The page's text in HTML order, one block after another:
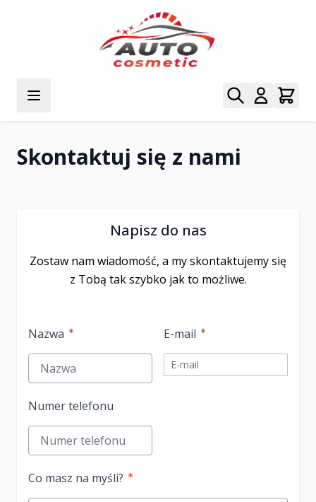
Skontaktuj się z nami
Napisz do nas
Zostaw nam wiadomość, a my skontaktujemy się
z Tobą tak szybko jak to możliwe.
Nazwa E-mail
Numer telefonu
Co masz na myśli?